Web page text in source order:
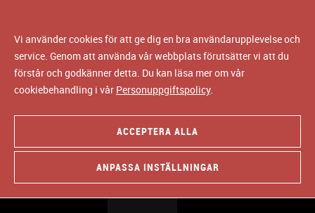
Vi använder cookies för att ge dig en bra användarupplevelse och
service. Genom att använda vår webbplats förutsätter vi att du
förstår och godkänner detta. Du kan läsa mer om vår
cookiebehandling i vår Personuppgiftspolicy.
ACCEPTERA ALLA
ANPASSA INSTÄLLNINGAR